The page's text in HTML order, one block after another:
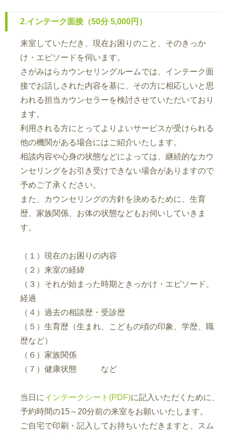
2.インテーク面接（50分 5,000円）
来室していただき、現在お困りのこと、そのきっか
け・エピソードを伺います。
さがみはらカウンセリングルームでは、インテーク面
接でお話しされた内容を基に、その方に相応しいと思
われる担当カウンセラーを検討させていただいており
ます。
利用される方にとってよりよいサービスが受けられる
他の機関がある場合にはご紹介いたします。
相談内容や心身の状態などによっては、継続的なカウ
ンセリングをお引き受けできない場合がありますので
予めご了承ください。
また、カウンセリングの方針を決めるために、生育
歴、家族関係、お体の状態などもお伺いしていきま
す。
（１）現在のお困りの内容
（２）来室の経緯
（３）それが始まった時期ときっかけ・エピソード、
経過
（４）過去の相談歴・受診歴
（５）生育歴（生まれ、こどもの頃の印象、学歴、職
歴など）
（６）家族関係
（７）健康状態 など
当日にインテークシート(PDF)に記入いただくために、
予約時間の15～20分前の来室をお願いいたします。
ご自宅で印刷・記入してお持ちいただきますと、スム